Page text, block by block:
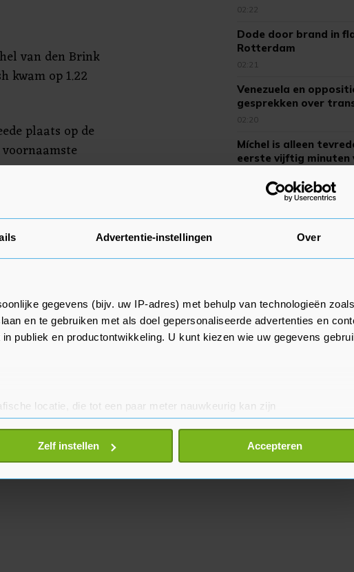
Advertentie-instellingen Over
gegevens (bijv. uw IP-adres) met behulp van technologieën zoals
en te gebruiken met als doel gepersonaliseerde advertenties en
publiek en productontwikkeling. U kunt kiezen wie uw gegevens
locatie, die tot een paar meter nauwkeurig kan zijn
te scannen op specifieke eigenschappen (fingerprinting)
worden verwerkt en stel uw voorkeuren in het
detailgedeelte
in de Cookieverklaring.
Zelf instellen Accepteren
van den Brink
kwam op 1.22
plaats op de
twee tot
op 40 minuten
plaats in het
op Van Kasteren
02:22
Dode door brand in
Rotterdam
02:21
Venezuela en
gesprekken over
02:20
Míchel is alleen
eerste vijftig minuten